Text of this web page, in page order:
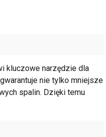
kluczowe narzędzie dla
nie tylko mniejsze
spalin. Dzięki temu